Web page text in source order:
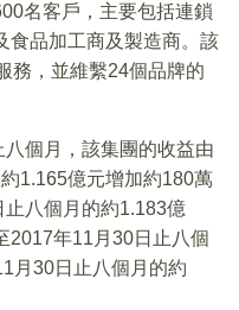
名客戶，主要包括連鎖
食品加工商及製造商。該
務，並維繫24個品牌的
個月，該集團的收益由
1.165億元增加約180萬
八個月的約1.183億
2017年11月30日止八個
月30日止八個月的約